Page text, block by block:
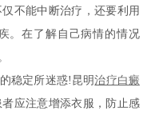
不能中断治疗，还要利用
。在了解自己病情的情况
稳定所迷惑!昆明治疗白癜
应注意增添衣服，防止感